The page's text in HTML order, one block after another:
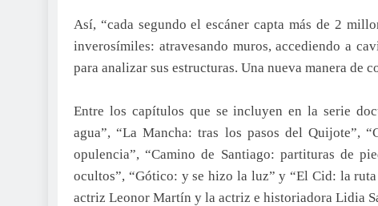
Así, “cada segundo el escáner capta más de 2
inverosímiles: atravesando muros, accediendo a
para analizar sus estructuras. Una nueva manera de
Entre los capítulos que se incluyen en la serie
agua”, “La Mancha: tras los pasos del Quijote”,
opulencia”, “Camino de Santiago: partituras de
ocultos”, “Gótico: y se hizo la luz” y “El Cid: la
actriz Leonor Martín y la actriz e historiadora Lidia